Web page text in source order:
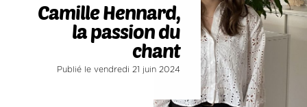
Camille Hennard,
la passion du
chant
Publié le vendredi 21 juin 2024